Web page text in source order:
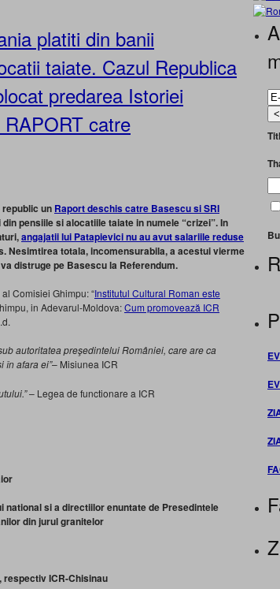
platiti din banii
taiate. Cazul Republica
predarea Istoriei
catre
republic un Raport deschis catre Basescu si SRI
pensiile si alocatiile taiate in numele “crizei”. In
angajatii lui Patapievici nu au avut salariile reduse
Nesimtirea totala, incomensurabila, a acestui vierme
distruge pe Basescu la Referendum.
Comisiei Ghimpu: “Institutul Cultural Roman este
in Adevarul-Moldova:Cum promovează ICR
autoritatea preşedintelui României, care are ca
în afara ei”– Misiunea ICR
– Legea de functionare a ICR
si a directiilor enuntate de Presedintele
din jurul granitelor
ICR-Chisinau